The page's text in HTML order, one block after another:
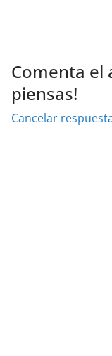
Comenta el
piensas!
Cancelar